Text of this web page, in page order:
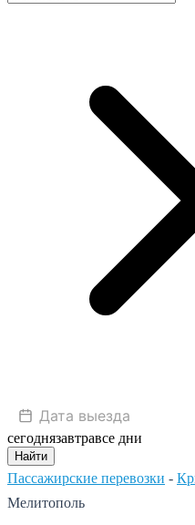
сегоднязавтравсе дни
Найти
Пассажирские перевозки -
Мелитополь